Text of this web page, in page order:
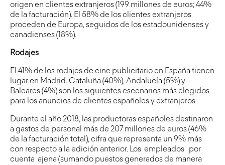
origen en clientes extranjeros (199 millones de euros; 44%
de la facturación). El 58% de los clientes extranjeros
proceden de Europa, seguidos de los estadounidenses y
canadienses (18%).
Rodajes
El 41% de los rodajes de cine publicitario en España tienen
lugar en Madrid. Cataluña (40%), Andalucía (5%) y
Baleares (4%) son los siguientes escenarios más elegidos
para los anuncios de clientes españoles y extranjeros.
Durante el año 2018, las productoras españoles destinaron
a gastos de personal más de 207 millones de euros (46%
de la facturación total), cifra que representa un 9% más
con respecto a la edición anterior. Los empleados por
cuenta ajena (sumando puestos generados de manera